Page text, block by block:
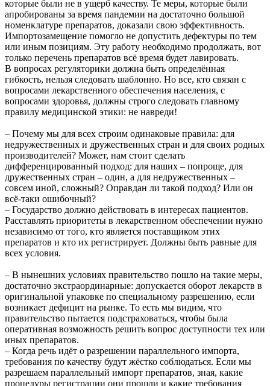
которые были не в ущерб качеству. Те меры, которые были
апробированы за время пандемии на достаточно большой
номенклатуре препаратов, доказали свою эффективность.
Импортозамещение помогло не допустить дефектуры по тем
или иным позициям. Эту работу необходимо продолжать, вот
только перечень препаратов всё время будет лавировать.
В вопросах регуляторики должна быть определённая
гибкость, нельзя следовать шаблонно. Но все, кто связан с
вопросами лекарственного обеспечения населения, с
вопросами здоровья, должны строго следовать главному
правилу медицинской этики: не навреди!
– Почему мы для всех строим одинаковые правила: для
недружественных и дружественных стран и для своих родных
производителей? Может, нам стоит сделать
дифференцированный подход: для наших – попроще, для
дружественных стран – один, а для недружественных –
совсем иной, сложный? Оправдан ли такой подход? Или он
всё-таки ошибочный?
– Государство должно действовать в интересах пациентов.
Расставлять приоритеты в лекарственном обеспечении нужно
независимо от того, кто является поставщиком этих
препаратов и кто их регистрирует. Должны быть равные для
всех условия.
– В нынешних условиях правительство пошло на такие меры,
достаточно экстраординарные: допускается оборот лекарств в
оригинальной упаковке по специальному разрешению, если
возникает дефицит на рынке. То есть мы видим, что
правительство пытается подстраховаться, чтобы была
оперативная возможность решить вопрос доступности тех или
иных препаратов.
– Когда речь идёт о разрешении параллельного импорта,
требования по качеству будут жёстко соблюдаться. Если мы
разрешаем параллельный импорт препаратов, зная, какие
процедуры регистрации они прошли и какие требования